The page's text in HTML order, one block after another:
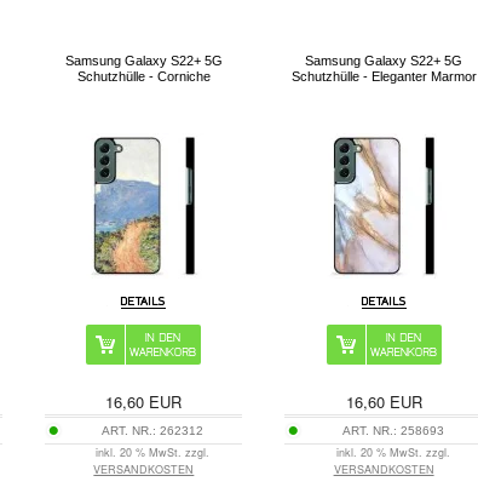
Samsung Galaxy S22+ 5G
Schutzhülle - Corniche
16,60 EUR
ART. NR.:262312
inkl. 20 % MwSt. zzgl.
VERSANDKOSTEN
Samsung Galaxy S22+ 5G
Schutzhülle - Eleganter Marmor
16,60EUR
ART. NR.: 258693
inkl. 20 % MwSt. zzgl.
VERSANDKOSTEN